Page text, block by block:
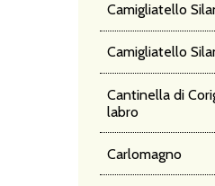
Camigliatello
Camigliatello
Cantinella di
labro
Carlomagno